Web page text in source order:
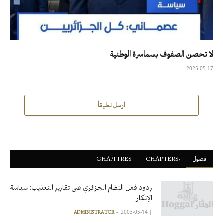
لا تحصن الصفوف بسماسرة الوطنية
2025-05-17
أرسل تعليقاً
فصول CHAPITRES
ردود فعل النظام الجزائري على تقارير التعذيب: سياسة
الإنكار
|
ADMINISTRATOR 2003-05-14